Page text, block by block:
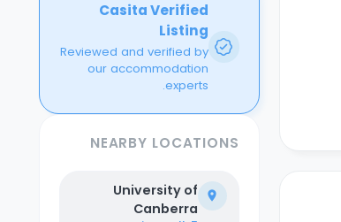
Casita Verified
Listing
Reviewed and verified by
our accommodation
experts.
NEARBY LOCATIONS
University of
Canberra